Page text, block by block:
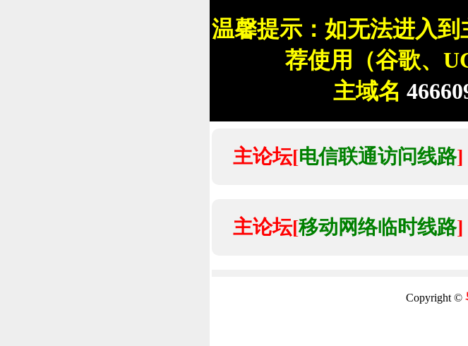
温馨提示：如无法进入
荐使用（谷歌、
主域名
主论坛[电信联通访问线路]
主论坛[移动网络临时线路]
Copyright ©